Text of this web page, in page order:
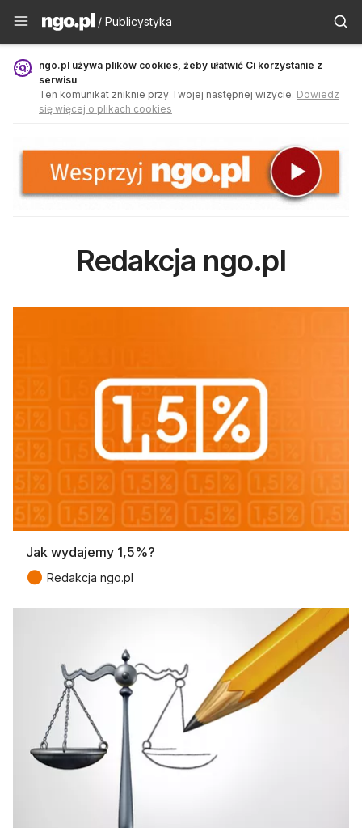
Publicystyka - ngo.pl
/ Publicystyka
ngo.pl używa plików cookies, żeby ułatwić Ci korzystanie z
serwisu
Ten komunikat zniknie przy Twojej następnej wizycie. Dowiedz
się więcej o plikach cookies
Redakcja ngo.pl
Jak wydajemy 1,5%?
● Redakcja ngo.pl